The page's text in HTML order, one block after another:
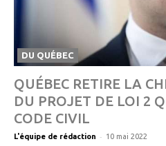
DU QUÉBEC
QUÉBEC RETIRE LA
DU PROJET DE LOI 2
CODE CIVIL
L'équipe de rédaction - 10 mai 2022